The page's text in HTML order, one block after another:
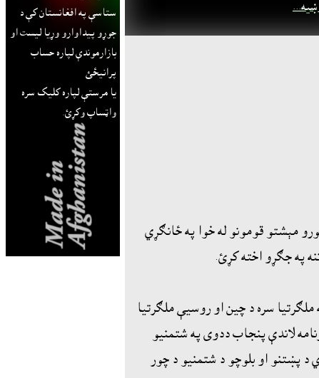
مېشتو قومونو له خوا په ځانګړي
په جګړو اخته کړئ.
سره د چين او روسيې ملګرتيا
لاندې پنجاب ددوى په شتمنيو
پښتنو او بلوچو د شتمنيو د چور
ستاسې په افغانستان کې د
جوړو پيداوارو وړيا ليست او
بازارموندې لپاره حساب
پرانيځئ
يا مرستې لپاره کليک سره
واټساپ وکړئ.